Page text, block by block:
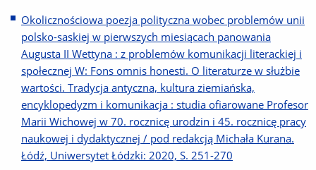
Okolicznościowa poezja polityczna wobec problemów unii
polsko-saskiej w pierwszych miesiącach panowania
Augusta II Wettyna : z problemów komunikacji literackiej i
społecznej W: Fons omnis honesti. O literaturze w służbie
wartości. Tradycja antyczna, kultura ziemiańska,
encyklopedyzm i komunikacja : studia ofiarowane Profesor
Marii Wichowej w 70. rocznicę urodzin i 45. rocznicę pracy
naukowej i dydaktycznej / pod redakcją Michała Kurana.
Łódź, Uniwersytet Łódzki: 2020, S. 251-270